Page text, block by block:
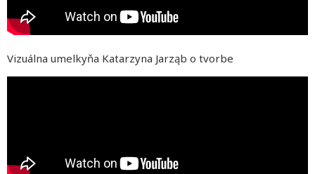
Vizuálna umelkyňa Katarzyna Jarząb o tvorbe